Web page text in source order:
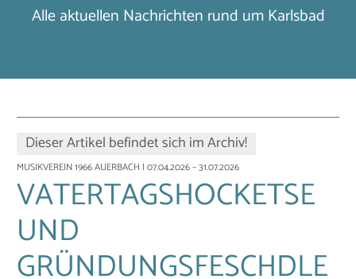
Alle aktuellen Nachrichten rund um Karlsbad
Dieser Artikel befindet sich im Archiv!
MUSIKVEREIN 1966 AUERBACH | 07.04.2026 – 31.07.2026
VATERTAGSHOCKETSE
UND
GRÜNDUNGSFESCHDLE